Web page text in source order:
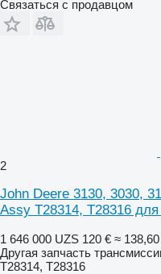
Связаться с продавцом
2
John Deere 3130, 3030,
Assy T28314, T28316 для
1 646 000 UZS 120 € ≈
Другая запчасть
T28314, T28316